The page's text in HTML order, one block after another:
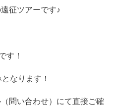
征ツアーです♪
す！
なります！
問い合わせ）にて直接ご確